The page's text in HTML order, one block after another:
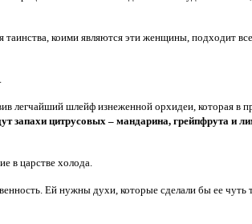
коими являются эти женщины, подходит
легчайший шлейф изнеженной орхидеи, которая
запахи цитрусовых – мандарина, грейпфрута и
в царстве холода.
Ей нужны духи, которые сделали бы ее чуть